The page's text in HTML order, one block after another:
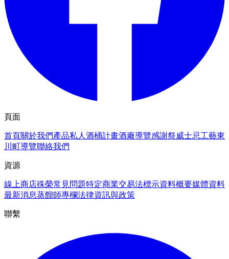
頁面
首頁關於我們產品私人酒桶計畫酒廠導覽感謝祭威士忌工藝東
川町導覽聯絡我們
資源
線上商店殊榮常見問題特定商業交易法標示資料概要媒體資料
最新消息蒸餾師專欄法律資訊與政策
聯繫